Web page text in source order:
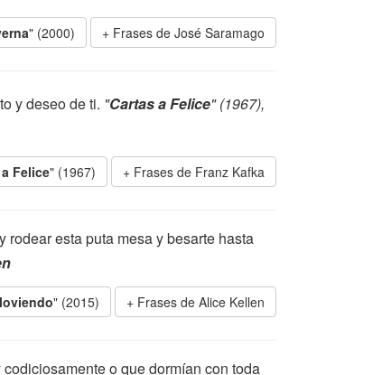
" (2000) Frases de José Saramago
y deseo de ti. "Cartas a Felice" (1967),
Felice" (1967) Frases de Franz Kafka
esta puta mesa y besarte hasta
" (2015) Frases de Alice Kellen
o que dormían con toda